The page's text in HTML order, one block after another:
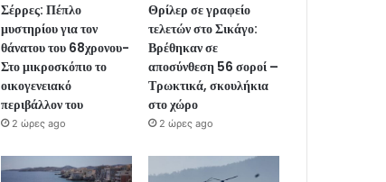
Σέρρες: Πέπλο
μυστηρίου για τον
θάνατου του 68χρονου-
Στο μικροσκόπιο το
οικογενειακό
περιβάλλον του
2 ώρες ago
Θρίλερ σε γραφείο
τελετών στο Σικάγο:
Βρέθηκαν σε
αποσύνθεση 56 σοροί –
Τρωκτικά, σκουλήκια
στο χώρο
2 ώρες ago